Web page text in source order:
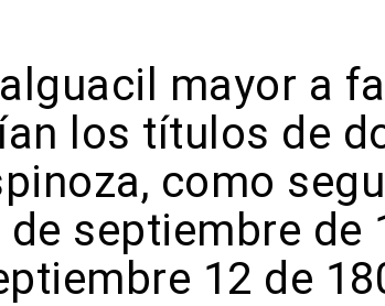
mayor a
los títulos de
como
septiembre de
12 de